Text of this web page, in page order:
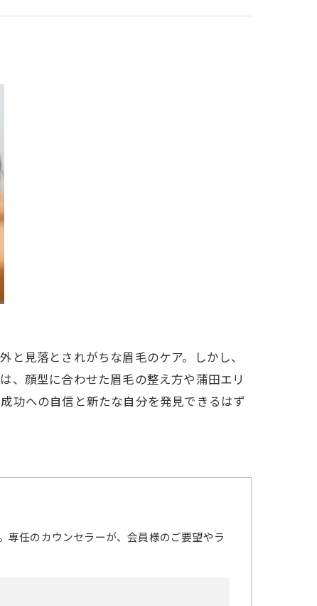
見落とされがちな眉毛のケア。しかし、
、顔型に合わせた眉毛の整え方や蒲田エリ
功への自信と新たな自分を発見できるはず
専任のカウンセラーが、会員様のご要望やラ